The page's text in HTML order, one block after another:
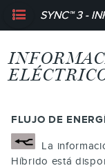
FLUJO DE
La
Híbrido está